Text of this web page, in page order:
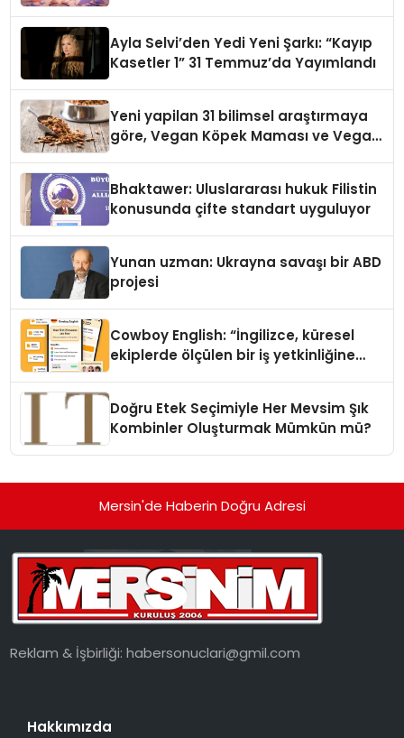
Ayla Selvi’den Yedi Yeni Şarkı: “Kayıp
Kasetler 1” 31 Temmuz’da Yayımlandı
Yeni yapilan 31 bilimsel araştırmaya
göre, Vegan Köpek Maması ve Vegan
Bhaktawer: Uluslararası hukuk Filistin
konusunda çifte standart uyguluyor
Yunan uzman: Ukrayna savaşı bir ABD
projesi
Cowboy English: “İngilizce, küresel
ekiplerde ölçülen bir iş yetkinliğine
Doğru Etek Seçimiyle Her Mevsim Şık
Kombinler Oluşturmak Mümkün mü?
Mersin'de Haberin Doğru Adresi
Reklam & İşbirliği:habersonuclari@gmil.com
Hakkımızda